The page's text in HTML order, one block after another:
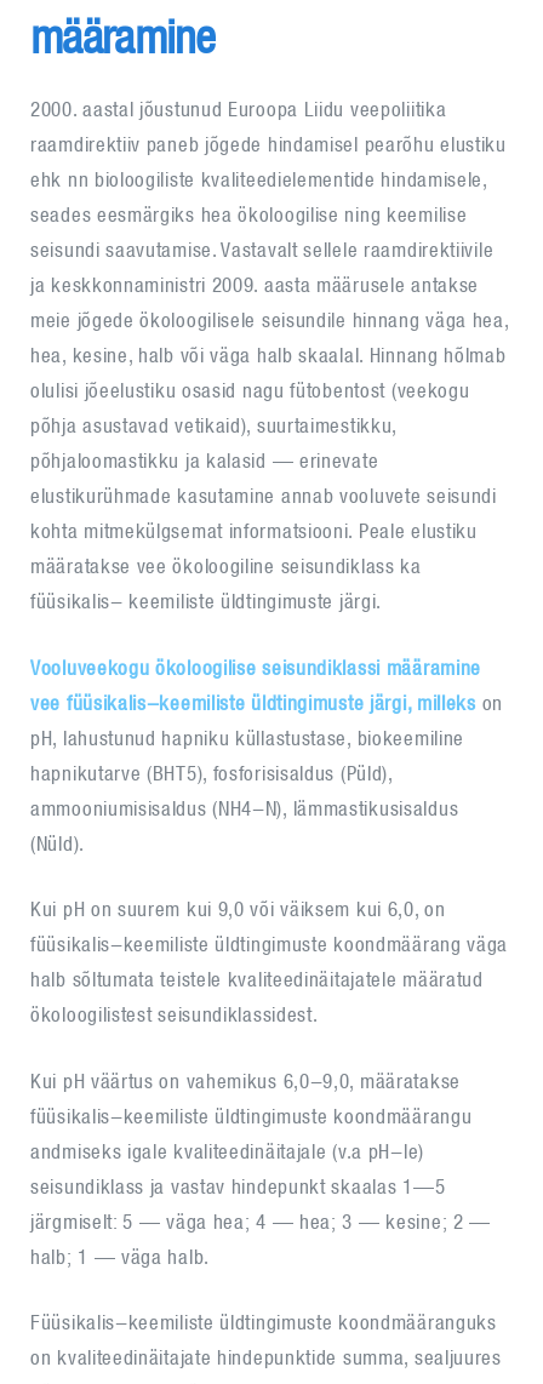
määramine
2000. aastal jõustunud Euroopa Liidu veepoliitika
raamdirektiiv paneb jõgede hindamisel pearõhu elustiku
ehk nn bioloogiliste kvaliteedielementide hindamisele,
seades eesmärgiks hea ökoloogilise ning keemilise
seisundi saavutamise. Vastavalt sellele raamdirektiivile
ja keskkonnaministri 2009. aasta määrusele antakse
meie jõgede ökoloogilisele seisundile hinnang väga hea,
hea, kesine, halb või väga halb skaalal. Hinnang hõlmab
olulisi jõeelustiku osasid nagu fütobentost (veekogu
põhja asustavad vetikaid), suurtaimestikku,
põhjaloomastikku ja kalasid — erinevate
elustikurühmade kasutamine annab vooluvete seisundi
kohta mitmekülgsemat informatsiooni. Peale elustiku
määratakse vee ökoloogiline seisundiklass ka
füüsikalis- keemiliste üldtingimuste järgi.
Vooluveekogu ökoloogilise seisundiklassi määramine
vee füüsikalis-keemiliste üldtingimuste järgi, milleks on
pH, lahustunud hapniku küllastustase, biokeemiline
hapnikutarve (BHT5), fosforisisaldus (Püld),
ammooniumisisaldus (NH4-N), lämmastikusisaldus
(Nüld).
Kui pH on suurem kui 9,0 või väiksem kui 6,0, on
füüsikalis-keemiliste üldtingimuste koondmäärang väga
halb sõltumata teistele kvaliteedinäitajatele määratud
ökoloogilistest seisundiklassidest.
Kui pH väärtus on vahemikus 6,0-9,0, määratakse
füüsikalis-keemiliste üldtingimuste koondmäärangu
andmiseks igale kvaliteedinäitajale (v.a pH-le)
seisundiklass ja vastav hindepunkt skaalas 1—5
järgmiselt: 5 — väga hea; 4 — hea; 3 — kesine; 2 —
halb; 1 — väga halb.
Füüsikalis-keemiliste üldtingimuste koondmääranguks
on kvaliteedinäitajate hindepunktide summa, sealjuures